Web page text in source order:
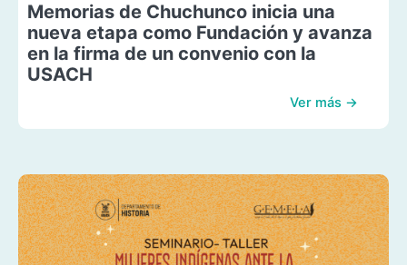
Memorias de Chuchunco inicia una
nueva etapa como Fundación y avanza
en la firma de un convenio con la
USACH
Ver más →